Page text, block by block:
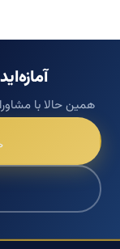
همین حالا با